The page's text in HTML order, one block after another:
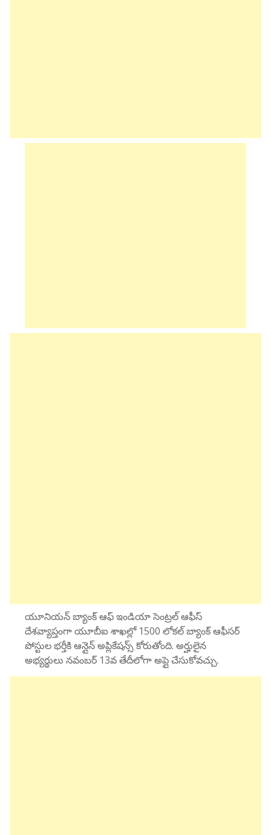
యూనియన్ బ్యాంక్ ఆఫ్ ఇండియా సెంట్రల్ ఆఫీస్
దేశవ్యాప్తంగా యూబీఐ శాఖల్లో 1500 లోకల్ బ్యాంక్ ఆఫీసర్
పోస్టుల భర్తీకి ఆన్లైన్ అప్లికేషన్స్ కోరుతోంది. అర్హులైన
అభ్యర్థులు నవంబర్ 13వ తేదీలోగా అప్లై చేసుకోవచ్చు.